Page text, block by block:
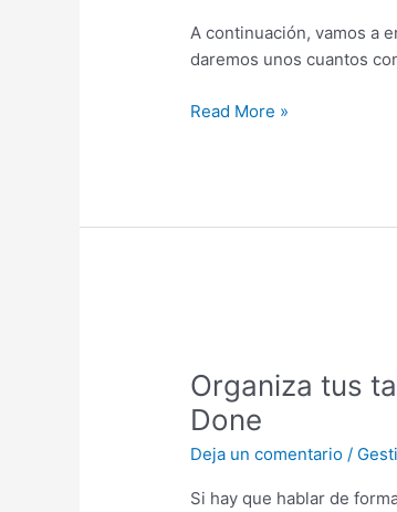
A continuación, vamos a
daremos unos cuantos
Read More »
Organiza tus
Done
Deja un comentario /
Si hay que hablar de
tareas
y
tu
tiempo
de